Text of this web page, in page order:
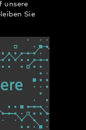
unsere
Sie